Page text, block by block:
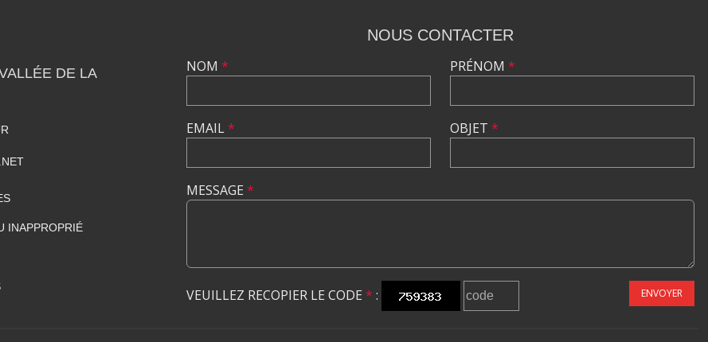
DE LA
INAPPROPRIÉ
NOUS CONTACTER
NOM *
EMAIL*
PRÉNOM *
OBJET *
MESSAGE *
VEUILLEZ RECOPIER LE CODE * : ENVOYER